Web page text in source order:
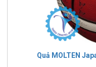
Quả MOLTEN